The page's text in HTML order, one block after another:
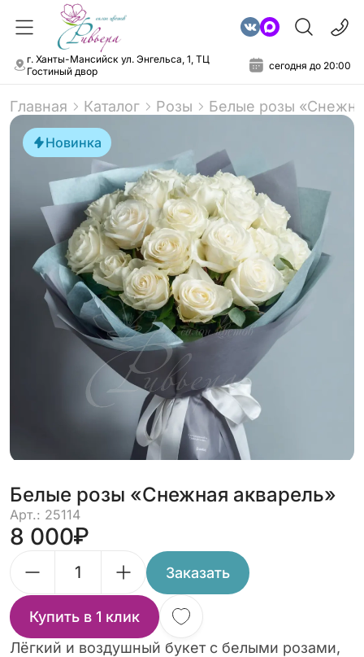
г. Ханты-Мансийск ул. Энгельса, 1, ТЦ
Гостиный двор
сегодня до 20:00
Главная Каталог Розы Белые розы
Новинка
Белые розы «Снежная акварель»
Арт.: 25114
8 000
Заказать
Купить в 1 клик
Лёгкий и воздушный букет с белыми розами,